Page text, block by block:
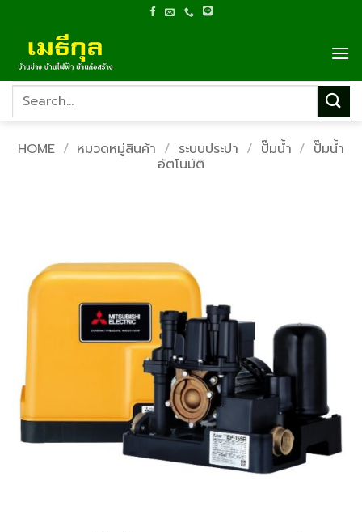
content
Search
HOME / หมวดหมู่สินค้า / ระบบประปา / ปั๊มน้ำ / ปั๊มน้ำ
อัตโนมัติ